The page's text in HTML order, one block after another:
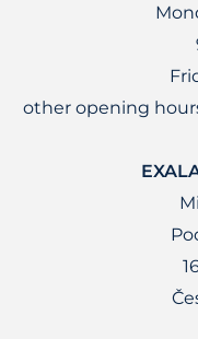
other opening